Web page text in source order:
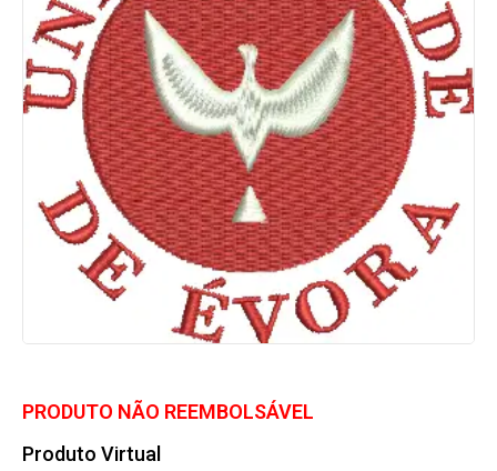
PRODUTO NÃO REEMBOLSÁVEL
Produto Virtual